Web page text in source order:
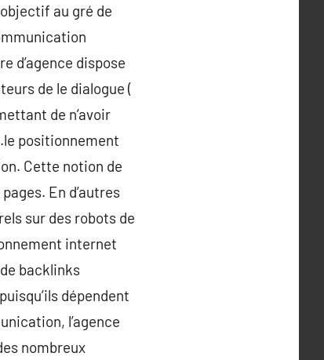
au gré de
d’agence dispose
de le dialogue (
de n’avoir
positionnement
Cette notion de
En d’autres
sur des robots de
internet
backlinks
dépendent
l’agence
nombreux